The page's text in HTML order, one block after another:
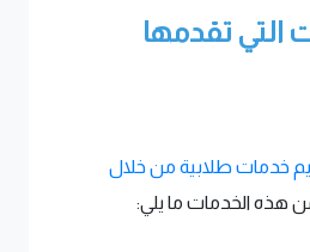
التي تقدمها
خدمات طلابية من خلال
هذه الخدمات ما يلي: